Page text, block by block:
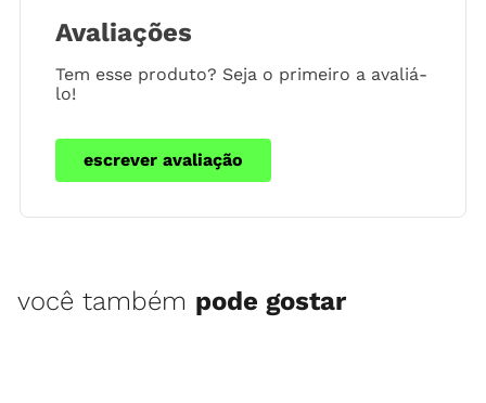
Avaliações
Tem esse produto? Seja o primeiro a avaliá-
lo!
escrever avaliação
você também pode gostar